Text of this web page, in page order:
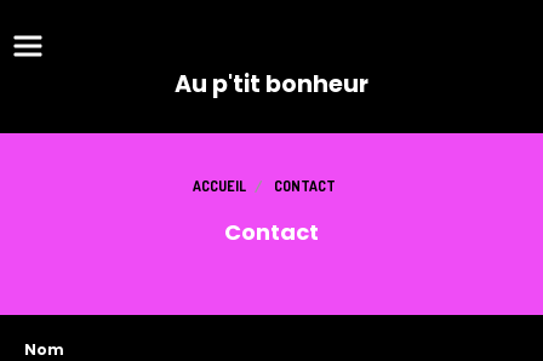
Au p'tit bonheur
ACCUEIL CONTACT
Contact
Nom